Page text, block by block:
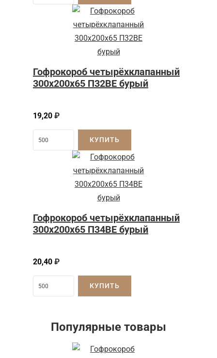
Гофрокороб четырёхклапанный
300x200x65 П32BE бурый
19,20 ₽
КУПИТЬ
Гофрокороб четырёхклапанный
300x200x65 П34BE бурый
20,40 ₽
КУПИТЬ
Популярные товары